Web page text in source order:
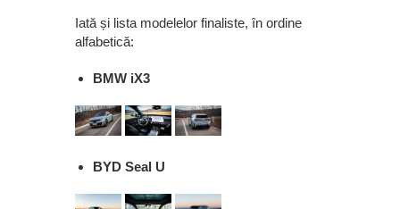
Iată și lista modelelor finaliste, în ordine
alfabetică:
BMW iX3
BYD Seal U